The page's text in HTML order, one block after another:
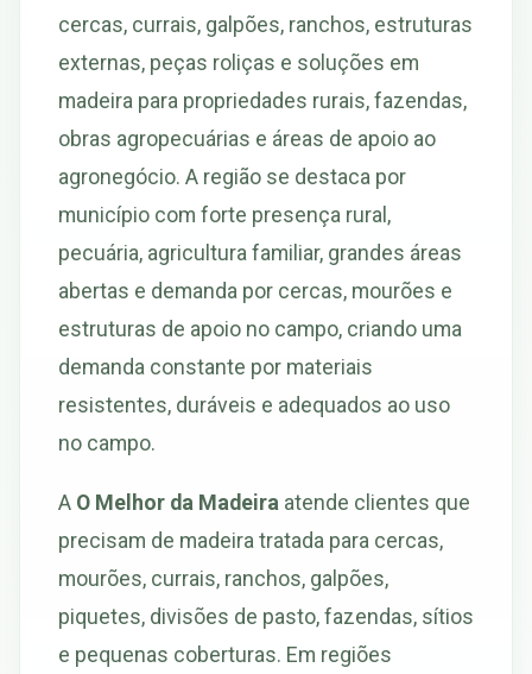
cercas, currais, galpões, ranchos, estruturas
externas, peças roliças e soluções em
madeira para propriedades rurais, fazendas,
obras agropecuárias e áreas de apoio ao
agronegócio. A região se destaca por
município com forte presença rural,
pecuária, agricultura familiar, grandes áreas
abertas e demanda por cercas, mourões e
estruturas de apoio no campo, criando uma
demanda constante por materiais
resistentes, duráveis e adequados ao uso
no campo.
A O Melhor da Madeira atende clientes que
precisam de madeira tratada para cercas,
mourões, currais, ranchos, galpões,
piquetes, divisões de pasto, fazendas, sítios
e pequenas coberturas. Em regiões